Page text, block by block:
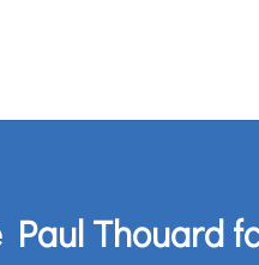
Thouard